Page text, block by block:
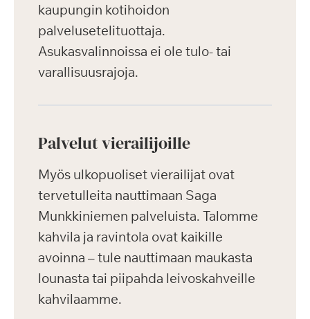
kaupungin kotihoidon
palvelusetelituottaja.
Asukasvalinnoissa ei ole tulo- tai
varallisuusrajoja.
Palvelut vierailijoille
Myös ulkopuoliset vierailijat ovat
tervetulleita nauttimaan Saga
Munkkiniemen palveluista. Talomme
kahvila ja ravintola ovat kaikille
avoinna – tule nauttimaan maukasta
lounasta tai piipahda leivoskahveille
kahvilaamme.